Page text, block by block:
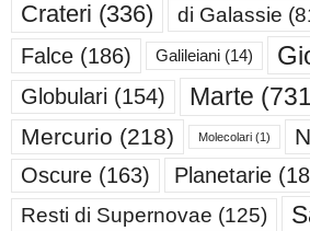
Crateri (336) di Galassie
Falce (186) Galileiani (14)
Globulari (154) Marte
Mercurio (218) Molecolari (1)
Oscure (163) Planetarie
Resti di Supernovae (125)